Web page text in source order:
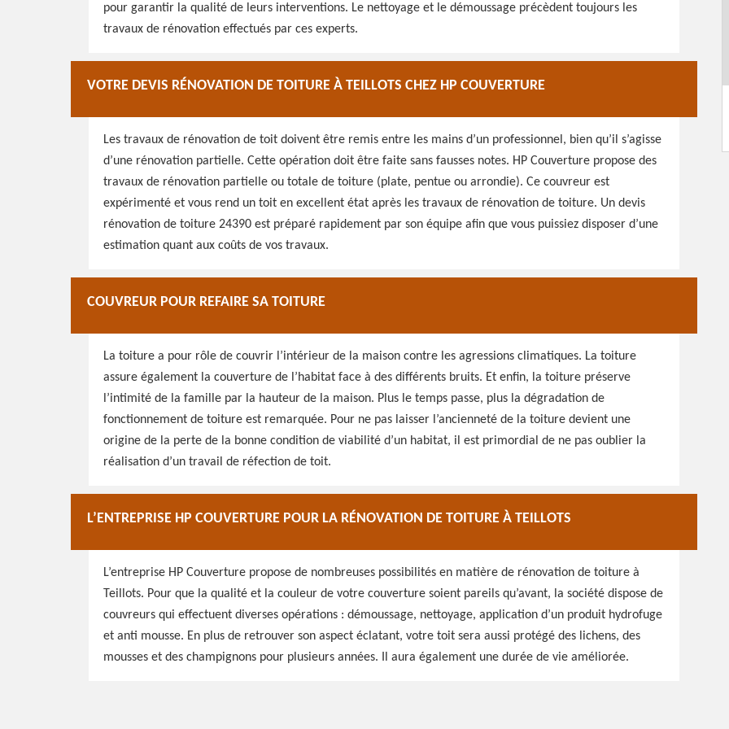
pour garantir la qualité de leurs interventions. Le nettoyage et le démoussage précèdent toujours les
travaux de rénovation effectués par ces experts.
VOTRE DEVIS RÉNOVATION DE TOITURE À TEILLOTS CHEZ HP COUVERTURE
Les travaux de rénovation de toit doivent être remis entre les mains d’un professionnel, bien qu’il s’agisse
d’une rénovation partielle. Cette opération doit être faite sans fausses notes. HP Couverture propose des
travaux de rénovation partielle ou totale de toiture (plate, pentue ou arrondie). Ce couvreur est
expérimenté et vous rend un toit en excellent état après les travaux de rénovation de toiture. Un devis
rénovation de toiture 24390 est préparé rapidement par son équipe afin que vous puissiez disposer d’une
estimation quant aux coûts de vos travaux.
COUVREUR POUR REFAIRE SA TOITURE
La toiture a pour rôle de couvrir l’intérieur de la maison contre les agressions climatiques. La toiture
assure également la couverture de l’habitat face à des différents bruits. Et enfin, la toiture préserve
l’intimité de la famille par la hauteur de la maison. Plus le temps passe, plus la dégradation de
fonctionnement de toiture est remarquée. Pour ne pas laisser l’ancienneté de la toiture devient une
origine de la perte de la bonne condition de viabilité d’un habitat, il est primordial de ne pas oublier la
réalisation d’un travail de réfection de toit.
L’ENTREPRISE HP COUVERTURE POUR LA RÉNOVATION DE TOITURE À TEILLOTS
L’entreprise HP Couverture propose de nombreuses possibilités en matière de rénovation de toiture à
Teillots. Pour que la qualité et la couleur de votre couverture soient pareils qu’avant, la société dispose de
couvreurs qui effectuent diverses opérations : démoussage, nettoyage, application d’un produit hydrofuge
et anti mousse. En plus de retrouver son aspect éclatant, votre toit sera aussi protégé des lichens, des
mousses et des champignons pour plusieurs années. Il aura également une durée de vie améliorée.